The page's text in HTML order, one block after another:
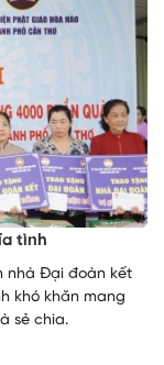
tình
nhà Đại đoàn kết
khó khăn mang
sẻ chia.